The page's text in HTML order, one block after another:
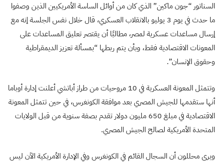
السناتور “جون ماكين” الذي كان من أوائل الساسة الأمريكيين الذين وصفوا
ما حدث في يوم 3 يوليو بالانقلاب العسكري، قال خلال نفس الجلسة إنه مع
إرسال مساعدات عسكرية لمصر، مطالبًا أن يقتصر تعليق المساعدات على
المعونات الاقتصادية فقط، وبأن يتم ربطها “بمسألة تعزيز الديمقراطية
وحقوق الإنسان”.
وتتمثل المعونة العسكرية في 10 مروحيات من طراز أباتشي أعلنت إدارة أوباما
أنها ستقدمها للجيش المصري بعد موافقة الكونغرس، في حين تتمثل المعونة
الاقتصادية في مبلغ 650 مليون دولار تقدم بصفة سنوية من قبل الولايات
المتحدة الأمريكية لصالح الجيش المصري.
ويرى محللون أن السجال القائم في الكونغرس وفي الإدارة الأمريكية الآن ليس